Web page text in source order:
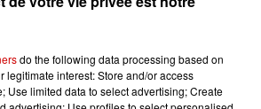
Choc des terroirs : le Curé
do the following data processing based on
legitimate interest: Store and/or access
Use limited data to select advertising; Create